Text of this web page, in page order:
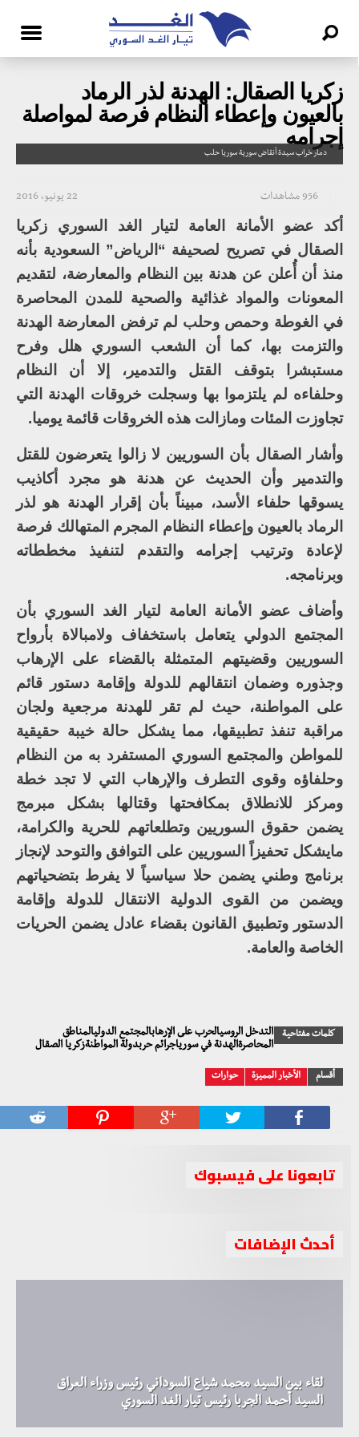
زكريا الصقال: الهدنة لذر الرماد
بالعيون وإعطاء النظام فرصة لمواصلة
إجرامه
دمار خراب سيدة أنقاض سورية سوريا حلب
22 يونيو، 2016 956 مشاهدات
أكد عضو الأمانة العامة لتيار الغد السوري زكريا
الصقال في تصريح لصحيفة “الرياض” السعودية بأنه
منذ أن أُعلن عن هدنة بين النظام والمعارضة، لتقديم
المعونات والمواد غذائية والصحية للمدن المحاصرة
في الغوطة وحمص وحلب لم ترفض المعارضة الهدنة
والتزمت بها، كما أن الشعب السوري هلل وفرح
مستبشرا بتوقف القتل والتدمير، إلا أن النظام
وحلفاءه لم يلتزموا بها وسجلت خروقات الهدنة التي
تجاوزت المئات ومازالت هذه الخروقات قائمة يوميا.
وأشار الصقال بأن السوريين لا زالوا يتعرضون للقتل
والتدمير وأن الحديث عن هدنة هو مجرد أكاذيب
يسوقها حلفاء الأسد، مبيناً بأن إقرار الهدنة هو لذر
الرماد بالعيون وإعطاء النظام المجرم المتهالك فرصة
لإعادة وترتيب إجرامه والتقدم لتنفيذ مخططاته
وبرنامجه.
وأضاف عضو الأمانة العامة لتيار الغد السوري بأن
المجتمع الدولي يتعامل باستخفاف ولامبالاة بأرواح
السوريين وقضيتهم المتمثلة بالقضاء على الإرهاب
وجذوره وضمان انتقالهم للدولة وإقامة دستور قائم
على المواطنة، حيث لم تقر للهدنة مرجعية ولجان
مراقبة تنفذ تطبيقها، مما يشكل حالة خيبة حقيقية
للمواطن والمجتمع السوري المستفرد به من النظام
وحلفاؤه وقوى التطرف والإرهاب التي لا تجد خطة
ومركز للانطلاق بمكافحتها وقتالها بشكل مبرمج
يضمن حقوق السوريين وتطلعاتهم للحرية والكرامة،
مايشكل تحفيزاً السوريين على التوافق والتوحد لإنجاز
برنامج وطني يضمن حلا سياسياً لا يفرط بتضحياتهم
ويضمن من القوى الدولية الانتقال للدولة وإقامة
الدستور وتطبيق القانون بقضاء عادل يضمن الحريات
الخاصة والعامة.
كلمات مفتاحية
التدخل الروسيالحرب على الإرهابالمجتمع الدوليالمناطق
المحاصرةالهدنة في سورياجرائم حربدولة المواطنةزكريا الصقال
أقسام الأخبار المميزة حوارات
تابعونا على فيسبوك
أحدث الإضافات
لقاء بين السيد محمد شياع السوداني رئيس وزراء العراق
السيد أحمد الجربا رئيس تيار الغد السوري